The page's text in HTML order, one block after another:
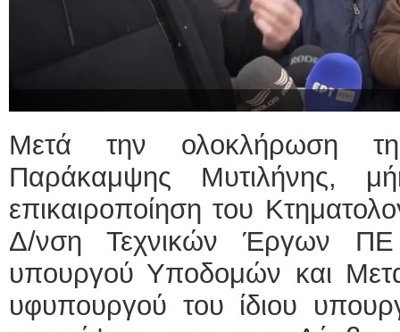
Μετά την ολοκλήρωση
Παράκαμψης Μυτιλήνης,
επικαιροποίηση του
Δ/νση Τεχνικών Έργων
υπουργού Υποδομών και
υφυπουργού του ίδιου